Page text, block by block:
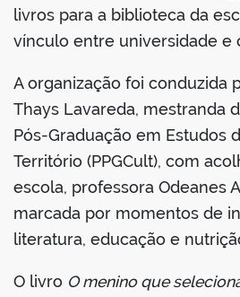
livros para a biblioteca da
vínculo entre universidade e
A organização foi conduzida
Thays Lavareda, mestranda
Pós-Graduação em Estudos
Território (PPGCult), com
escola, professora Odeanes
marcada por momentos de
literatura, educação e
O livro O menino que